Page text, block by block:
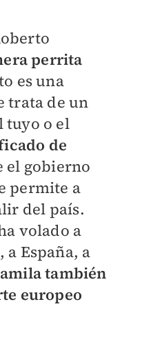
perrita
es una
trata de un
tuyo o el
de
el gobierno
permite a
del país.
volado a
a España, a
también
europeo